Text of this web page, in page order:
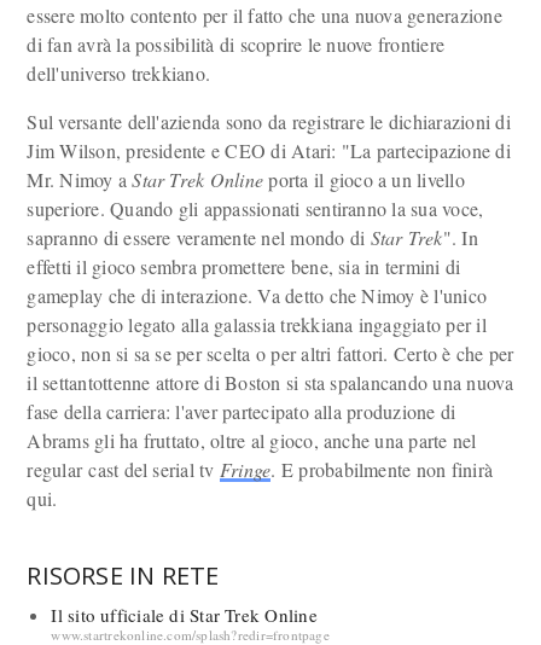
essere molto contento per il fatto che una nuova generazione
di fan avrà la possibilità di scoprire le nuove frontiere
dell'universo trekkiano.
Sul versante dell'azienda sono da registrare le dichiarazioni di
Jim Wilson, presidente e CEO di Atari: "La partecipazione di
Mr. Nimoy aStar Trek Onlineporta il gioco a un livello
superiore. Quando gli appassionati sentiranno la sua voce,
sapranno di essere veramente nel mondo di Star Trek". In
effetti il gioco sembra promettere bene, sia in termini di
gameplay che di interazione. Va detto che Nimoy è l'unico
personaggio legato alla galassia trekkiana ingaggiato per il
gioco, non si sa se per scelta o per altri fattori. Certo è che per
il settantottenne attore di Boston si sta spalancando una nuova
fase della carriera: l'aver partecipato alla produzione di
Abrams gli ha fruttato, oltre al gioco, anche una parte nel
regular cast del serial tv Fringe. E probabilmente non finirà
qui.
RISORSE IN RETE
Il sito ufficiale di Star Trek Online
www.startrekonline.com/splash?redir=frontpage